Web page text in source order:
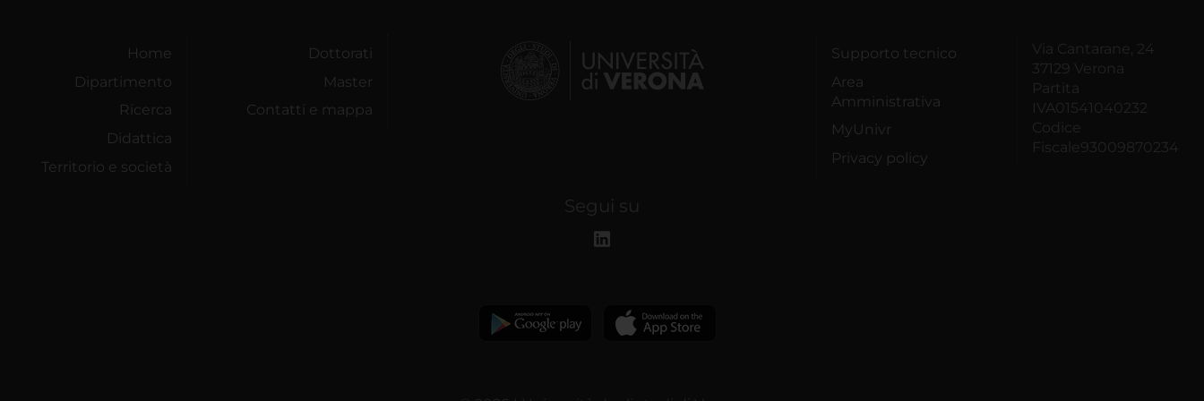
Home
Dipartimento
Ricerca
Didattica
Territorio e società
Dottorati
Master
Contatti e mappa
Supporto tecnico
Area
Amministrativa
MyUnivr
Privacy policy
Via Cantarane, 24
37129 Verona
Partita
IVA01541040232
Codice
Fiscale93009870234
Segui su